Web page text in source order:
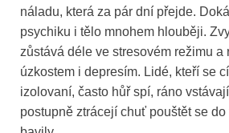
náladu, která za pár dní přejde.
psychiku i tělo mnohem hlouběji.
zůstává déle ve stresovém režimu a
úzkostem i depresím. Lidé, kteří se
izolovaní, často hůř spí, ráno
postupně ztrácejí chuť pouštět se